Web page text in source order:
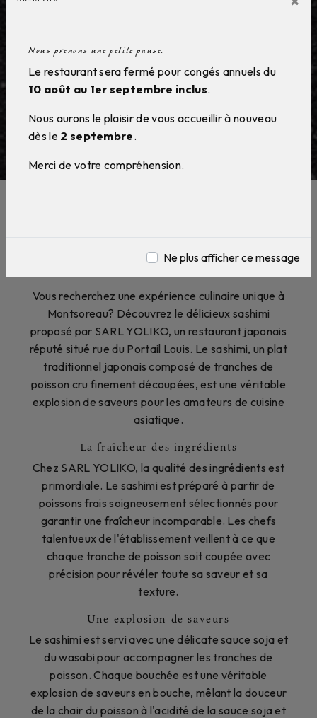
Nous prenons une petite pause.
Le restaurant sera fermé pour congés annuels du
10 août au 1er septembre inclus.
Nous aurons le plaisir de vous accueillir à nouveau
dès le 2 septembre.
Merci de votre compréhension.
Ne plus afficher ce message
Vous recherchez une expérience culinaire unique à
Montsoreau? Découvrez le délicieux sashimi
proposé par SARL YOLIKO, un restaurant japonais
réputé situé rue du Portail Louis. Le sashimi, un plat
traditionnel japonais composé de tranches de
poisson cru finement découpées, est une véritable
explosion de saveurs pour les amateurs de cuisine
asiatique.
La fraîcheur des ingrédients
Chez SARL YOLIKO, la qualité des ingrédients est
primordiale. Le sashimi est préparé à partir de
poissons frais soigneusement sélectionnés pour
garantir une fraîcheur incomparable. Les chefs
talentueux de l'établissement veillent à ce que
chaque tranche de poisson soit coupée avec
précision pour révéler toute sa saveur et sa
texture.
Une explosion de saveurs
Le sashimi est servi avec une délicate sauce soja et
du wasabi pour accompagner les tranches de
poisson. Chaque bouchée est une véritable
explosion de saveurs en bouche, mêlant la douceur
de la chair du poisson à l'acidité de la sauce soja et